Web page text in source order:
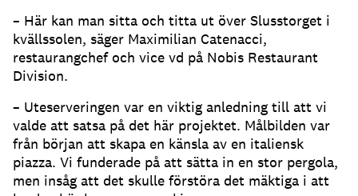
– Här kan man sitta och titta ut över Slusstorget i
kvällssolen, säger Maximilian Catenacci,
restaurangchef och vice vd på Nobis Restaurant
Division.
– Uteserveringen var en viktig anledning till att vi
valde att satsa på det här projektet. Målbilden var
från början att skapa en känsla av en italiensk
piazza. Vi funderade på att sätta in en stor pergola,
men insåg att det skulle förstöra det mäktiga i att